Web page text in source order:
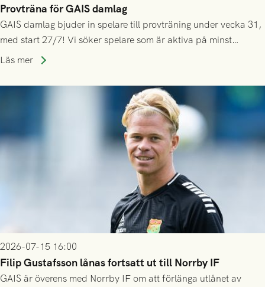
Provträna för GAIS damlag
GAIS damlag bjuder in spelare till provträning under vecka 31,
med start 27/7! Vi söker spelare som är aktiva på minst
division 3-nivå.
Läs mer
2026-07-15 16:00
Filip Gustafsson lånas fortsatt ut till Norrby IF
GAIS är överens med Norrby IF om att förlänga utlånet av